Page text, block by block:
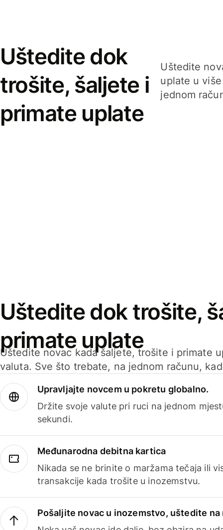
Uštedite dok
trošite, šaljete i
primate uplate
Uštedite
uplate u
jednom
Uštedite dok trošite,
primate uplate
Uštedite novac kada šaljete, trošite i primate
valuta. Sve što trebate, na jednom računu,
Upravljajte novcem u pokretu globalno.
Držite svoje valute pri ruci na jednom
sekundi.
Međunarodna debitna kartica
Nikada se ne brinite o maržama tečaja ili
transakcije kada trošite u inozemstvu.
Pošaljite novac u inozemstvo, uštedite na